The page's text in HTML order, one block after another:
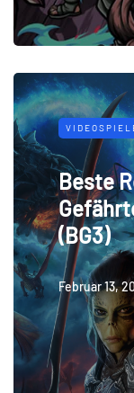
Beste
(BG3)
Februar 13,